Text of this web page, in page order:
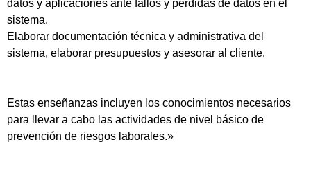
datos y aplicaciones ante fallos y pérdidas de datos en el
sistema.
Elaborar documentación técnica y administrativa del
sistema, elaborar presupuestos y asesorar al cliente.
Estas enseñanzas incluyen los conocimientos necesarios
para llevar a cabo las actividades de nivel básico de
prevención de riesgos laborales.»